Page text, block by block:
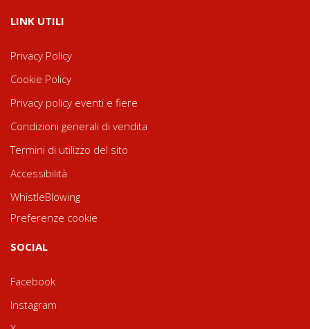
LINK UTILI
Privacy Policy
Cookie Policy
Privacy policy eventi e fiere
Condizioni generali di vendita
Termini di utilizzo del sito
Accessibilità
WhistleBlowing
Preferenze cookie
SOCIAL
Facebook
Instagram